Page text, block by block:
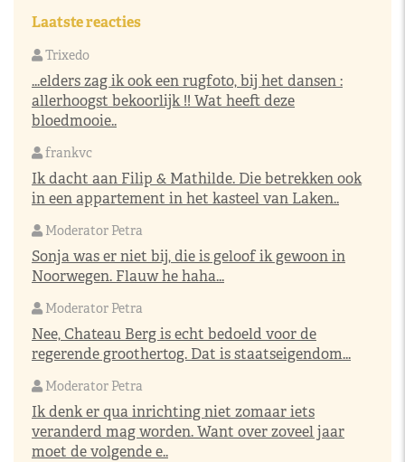
Laatste reacties
Trixedo
...elders zag ik ook een rugfoto, bij het dansen :
allerhoogst bekoorlijk !! Wat heeft deze
bloedmooie..
frankvc
Ik dacht aan Filip & Mathilde. Die betrekken ook
in een appartement in het kasteel van Laken..
Moderator Petra
Sonja was er niet bij, die is geloof ik gewoon in
Noorwegen. Flauw he haha...
Moderator Petra
Nee, Chateau Berg is echt bedoeld voor de
regerende groothertog. Dat is staatseigendom...
Moderator Petra
Ik denk er qua inrichting niet zomaar iets
veranderd mag worden. Want over zoveel jaar
moet de volgende e..